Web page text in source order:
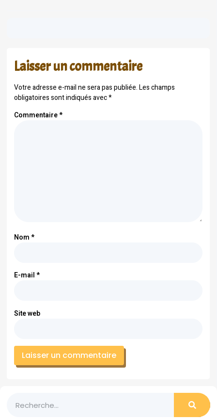
Laisser un commentaire
Votre adresse e-mail ne sera pas publiée.Les champs
obligatoires sont indiqués avec*
Commentaire*
Nom*
E-mail*
Site web